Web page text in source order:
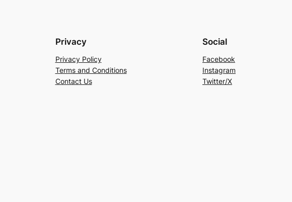
Privacy
Privacy Policy
Terms and Conditions
Contact Us
Social
Facebook
Instagram
Twitter/X